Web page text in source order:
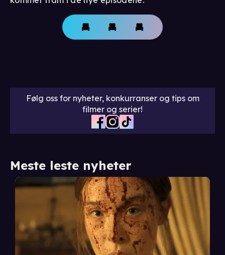
Følg oss for nyheter, konkurranser og tips om
filmer og serier!
Meste leste nyheter